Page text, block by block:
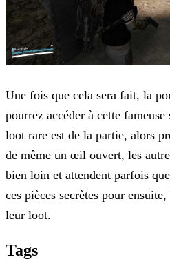
Une fois que cela sera fait, la
pourrez accéder à cette
loot rare est de la partie, alors
de même un œil ouvert, les
bien loin et attendent parfois
ces pièces secrètes pour
leur loot.
Tags